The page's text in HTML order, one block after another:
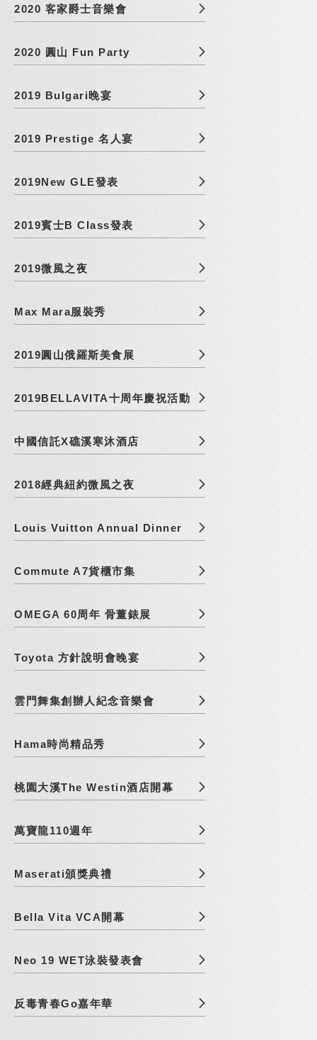
2020 客家爵士音樂會
2020 圓山 Fun Party
2019 Bulgari晚宴
2019 Prestige 名人宴
2019New GLE發表
2019賓士B Class發表
2019微風之夜
Max Mara服裝秀
2019圓山俄羅斯美食展
2019BELLAVITA十周年慶祝活動
中國信託X礁溪寒沐酒店
2018經典紐約微風之夜
Louis Vuitton Annual Dinner
Commute A7貨櫃市集
OMEGA 60周年 骨董錶展
Toyota 方針說明會晚宴
雲門舞集創辦人紀念音樂會
Hama時尚精品秀
桃園大溪The Westin酒店開幕
萬寶龍110週年
Maserati頒獎典禮
Bella Vita VCA開幕
Neo 19 WET泳裝發表會
反毒青春Go嘉年華